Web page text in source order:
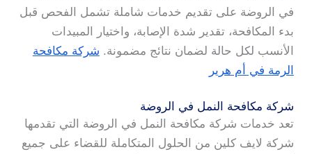
في الروضة على تقديم خدمات شاملة تشمل الفحص قبل
بدء المكافحة، تقدير شدة الإصابة، واختيار المبيدات
الأنسب لكل حالة لضمان نتائج مضمونة. شركة مكافحة
الرمة في أم هرير
شركة مكافحة النمل في الروضة
تعد خدمات شركة مكافحة النمل في الروضة التي تقدمها
شركة لايف كلين من الحلول المتكاملة للقضاء على جميع